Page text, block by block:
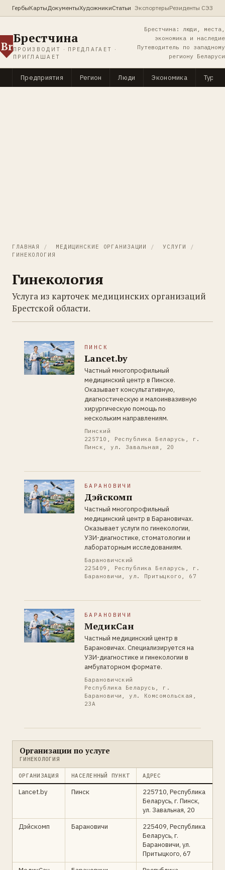
ГербыКартыДокументыХудожникиСтатьи ЭкспортерыРезиденты СЭЗ
Br
Брестчина
ПРОИЗВОДИТ · ПРЕДЛАГАЕТ ·
ПРИГЛАШАЕТ
Брестчина: люди, места,
экономика и наследие
Путеводитель по западному
региону Беларуси
Предприятия Регион Люди Экономика
ГЛАВНАЯ / МЕДИЦИНСКИЕ ОРГАНИЗАЦИИ / УСЛУГИ
/
ГИНЕКОЛОГИЯ
Гинекология
Услуга из карточек медицинских организаций
Брестской области.
ПИНСК
Lancet.by
Частный многопрофильный
медицинский центр в Пинске.
Оказывает консультативную,
диагностическую и малоинвазивную
хирургическую помощь по
нескольким направлениям.
Пинский
225710, Республика Беларусь, г.
Пинск, ул. Завальная, 20
БАРАНОВИЧИ
Дэйскомп
Частный многопрофильный
медицинский центр в Барановичах.
Оказывает услуги по гинекологии,
УЗИ-диагностике, стоматологии и
лабораторным исследованиям.
Барановичский
225409, Республика Беларусь, г.
Барановичи, ул. Притыцкого, 67
БАРАНОВИЧИ
МедикСан
Частный медицинский центр в
Барановичах. Специализируется на
УЗИ-диагностике и гинекологии в
амбулаторном формате.
Барановичский
Республика Беларусь, г.
Барановичи, ул. Комсомольская,
23А
Организации по услуге
ГИНЕКОЛОГИЯ
ОРГАНИЗАЦИЯ НАСЕЛЕННЫЙ ПУНКТ АДРЕС
Lancet.by Пинск
225710, Республика
Беларусь, г. Пинск,
ул. Завальная, 20
Дэйскомп
Барановичи
225409, Республика
Беларусь, г.
Барановичи, ул.
Притыцкого, 67